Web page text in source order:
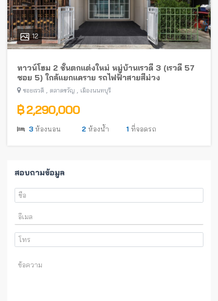
12
ทาวน์โฮม 2 ชั้นตกแต่งใหม่ หมู่บ้านเรวดี 3 (เรวดี 57
ซอย 5) ใกล้แยกแคราย รถไฟฟ้าสายสีม่วง
ซอยเรวดี ตลาดขวัญ เมืองนนทบุรี
฿ 2,290,000
3 ห้องนอน 2 ห้องน้ำ 1 ที่จอดรถ
สอบถามข้อมูล